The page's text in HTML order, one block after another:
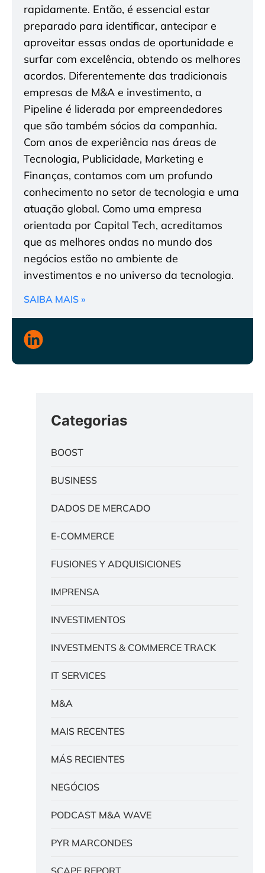
rapidamente. Então, é essencial estar
preparado para identificar, antecipar e
aproveitar essas ondas de oportunidade e
surfar com excelência, obtendo os melhores
acordos. Diferentemente das tradicionais
empresas de M&A e investimento, a
Pipeline é liderada por empreendedores
que são também sócios da companhia.
Com anos de experiência nas áreas de
Tecnologia, Publicidade, Marketing e
Finanças, contamos com um profundo
conhecimento no setor de tecnologia e uma
atuação global. Como uma empresa
orientada por Capital Tech, acreditamos
que as melhores ondas no mundo dos
negócios estão no ambiente de
investimentos e no universo da tecnologia.
SAIBA MAIS »
Categorias
BOOST
BUSINESS
DADOS DE MERCADO
E-COMMERCE
FUSIONES Y ADQUISICIONES
IMPRENSA
INVESTIMENTOS
INVESTMENTS & COMMERCE TRACK
IT SERVICES
M&A
MAIS RECENTES
MÁS RECIENTES
NEGÓCIOS
PODCAST M&A WAVE
PYR MARCONDES